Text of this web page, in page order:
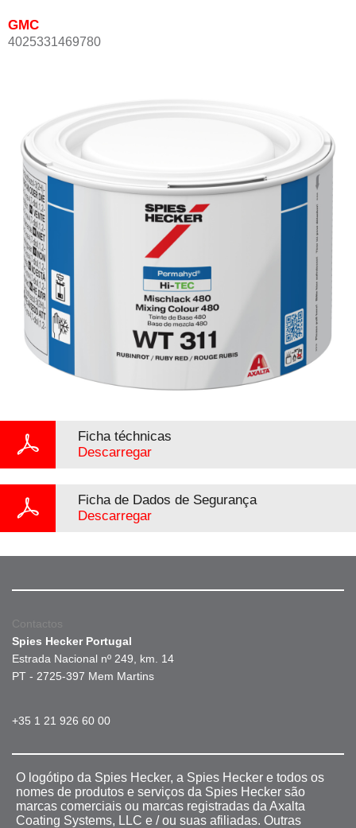
GMC
4025331469780
Ficha téchnicas
Descarregar
Ficha de Dados de Segurança
Descarregar
Contactos
Spies Hecker Portugal
Estrada Nacional nº 249, km. 14
PT - 2725-397 Mem Martins
+35 1 21 926 60 00
O logótipo da Spies Hecker, a Spies Hecker e todos os
nomes de produtos e serviços da Spies Hecker são
marcas comerciais ou marcas registradas da Axalta
Coating Systems, LLC e / ou suas afiliadas. Outras